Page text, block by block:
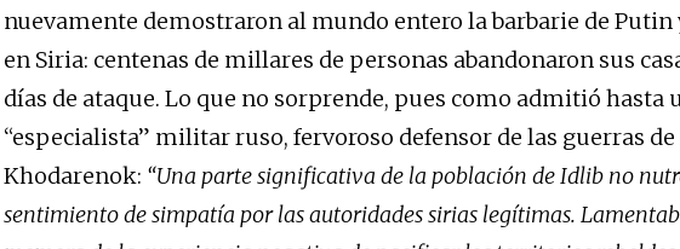
nuevamente demostraron al mundo entero la barbarie de Putin
en Siria: centenas de millares de personas abandonaron sus
días de ataque. Lo que no sorprende, pues como admitió hasta
“especialista” militar ruso, fervoroso defensor de las guerras
Khodarenok: “Una parte significativa de la población de Idlib no
sentimiento de simpatía por las autoridades sirias legítimas.